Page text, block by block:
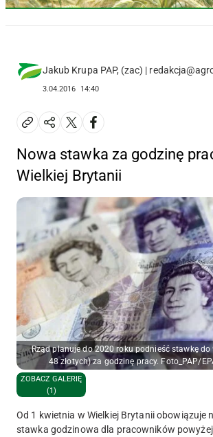
Jakub Krupa PAP, (zac) |
3.04.2016 14:40
Nowa stawka za godzinę
Wielkiej Brytanii
Rząd planuje do 2020 roku podnieść stawkę
48 złotych) za godzinę pracy. Foto_PAP/
ZOBACZ GALERIĘ
(1)
Od 1 kwietnia w Wielkiej Brytanii obowiązuje
stawka godzinowa dla pracowników